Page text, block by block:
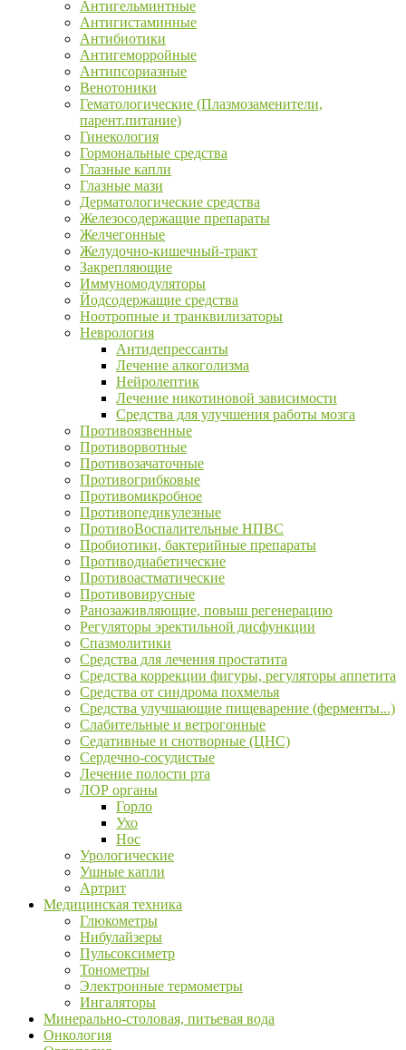
Антигельминтные
Антигистаминные
Антибиотики
Антигеморройные
Антипсориазные
Венотоники
Гематологические (Плазмозаменители,
парент.питание)
Гинекология
Гормональные средства
Глазные капли
Глазные мази
Дерматологические средства
Железосодержащие препараты
Желчегонные
Желудочно-кишечный-тракт
Закрепляющие
Иммуномодуляторы
Йодсодержащие средства
Ноотропные и транквилизаторы
Неврология
Антидепрессанты
Лечение алкоголизма
Нейролептик
Лечение никотиновой зависимости
Средства для улучшения работы мозга
Противоязвенные
Противорвотные
Противозачаточные
Противогрибковые
Противомикробное
Противопедикулезные
ПротивоВоспалительные НПВС
Пробиотики, бактерийные препараты
Противодиабетические
Противоастматические
Противовирусные
Ранозаживляющие, повыш регенерацию
Регуляторы эректильной дисфункции
Спазмолитики
Средства для лечения простатита
Средства коррекции фигуры, регуляторы аппетита
Средства от синдрома похмелья
Средства улучшающие пищеварение (ферменты...)
Слабительные и ветрогонные
Седативные и снотворные (ЦНС)
Сердечно-сосудистые
Лечение полости рта
ЛОР органы
Горло
Ухо
Нос
Урологические
Ушные капли
Артрит
Медицинская техника
Глюкометры
Нибулайзеры
Пульсоксиметр
Тонометры
Электронные термометры
Ингаляторы
Минерально-столовая, питьевая вода
Онкология